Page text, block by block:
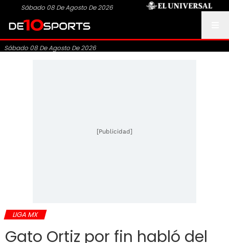
Sábado 08 De Agosto De 2026
Sábado 08 De Agosto De 2026
[Publicidad]
LIGA MX
Gato Ortiz por fin habló del